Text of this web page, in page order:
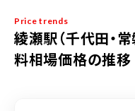
Price trends
綾瀬駅（千代田・
料相場価格の推移